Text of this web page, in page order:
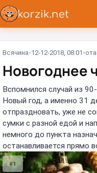
Всячина 12-12-2018, 08:01 от
Новогоднее
Вспомнился случай из
Новый год, а именно 31
отпраздновать, уже не
сумки с разной едой и
немного до пункта
останавливается прямо
#1